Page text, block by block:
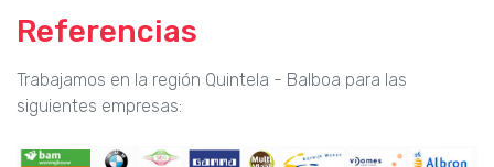
Referencias
Trabajamos en la región Quintela - Balboa para las
siguientes empresas: